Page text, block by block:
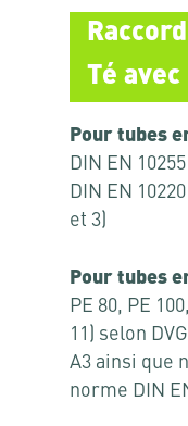
Té
Pour tubes
DIN EN
DIN EN
et 3)
Pour tubes
PE 80, PE
11) selon
A3 ainsi que
norme DIN